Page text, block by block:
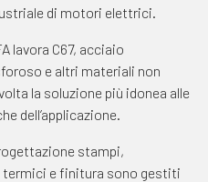
di motori elettrici.
lavora C67, acciaio
e altri materiali non
la soluzione più idonea alle
dell’applicazione.
stampi,
e finitura sono gestiti